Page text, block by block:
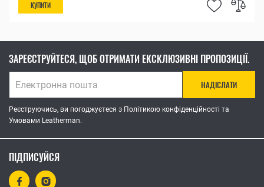
КУПИТИ
ЗАРЕЄСТРУЙТЕСЯ, ЩОБ ОТРИМАТИ ЕКСКЛЮЗИВНІ ПРОПОЗИЦІЇ.
НАДІСЛАТИ
Реєструючись, ви погоджуєтеся з Політикою конфіденційності та
Умовами Leatherman.
ПІДПИСУЙСЯ